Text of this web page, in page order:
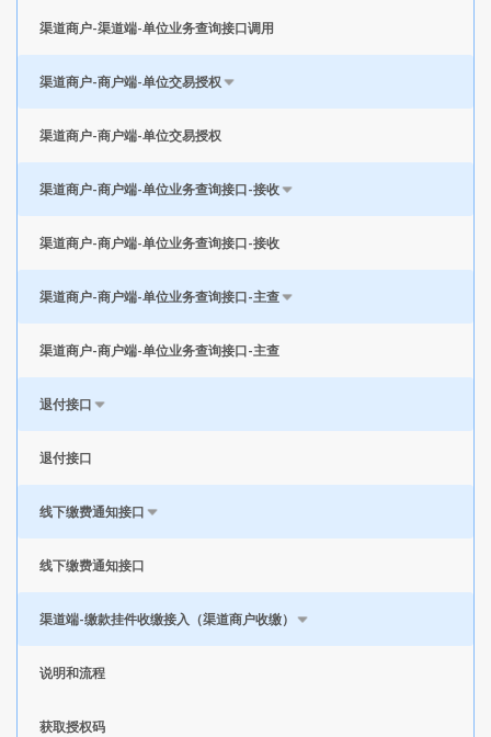
渠道商户-渠道端-单位业务查询接口调用
渠道商户-商户端-单位交易授权
渠道商户-商户端-单位交易授权
渠道商户-商户端-单位业务查询接口-接收
渠道商户-商户端-单位业务查询接口-接收
渠道商户-商户端-单位业务查询接口-主查
渠道商户-商户端-单位业务查询接口-主查
退付接口
退付接口
线下缴费通知接口
线下缴费通知接口
渠道端-缴款挂件收缴接入（渠道商户收缴）
说明和流程
获取授权码